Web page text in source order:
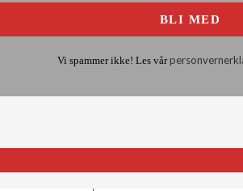
Vi spammer ikke! Les vår